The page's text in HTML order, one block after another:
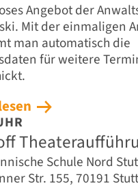
Angebot der
Mit der einmaligen
man automatisch die
für weitere
Schule Nord
Str. 155, 70191